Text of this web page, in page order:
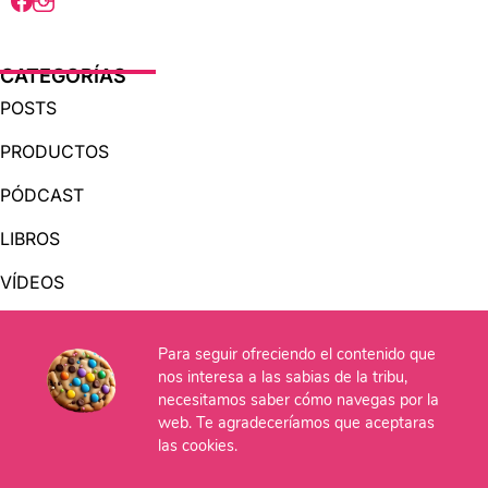
CATEGORÍAS
POSTS
PRODUCTOS
PÓDCAST
LIBROS
VÍDEOS
OTRAS PÁGINAS
Para seguir ofreciendo el contenido que
nos interesa a las sabias de la tribu,
necesitamos saber cómo navegas por la
web. Te agradeceríamos que aceptaras
las cookies.